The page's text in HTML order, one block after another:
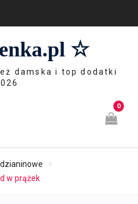
☆
damska i top dodatki
0
w prążek